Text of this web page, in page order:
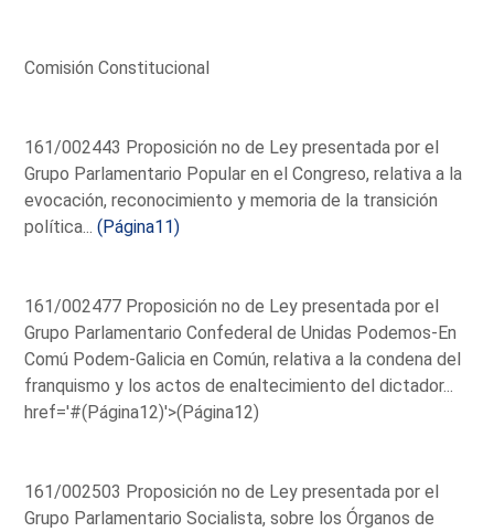
Comisión Constitucional
161/002443 Proposición no de Ley presentada por el
Grupo Parlamentario Popular en el Congreso, relativa a la
evocación, reconocimiento y memoria de la transición
política...(Página11)
161/002477 Proposición no de Ley presentada por el
Grupo Parlamentario Confederal de Unidas Podemos-En
Comú Podem-Galicia en Común, relativa a la condena del
franquismo y los actos de enaltecimiento del dictador...
href='#(Página12)'>(Página12)
161/002503 Proposición no de Ley presentada por el
Grupo Parlamentario Socialista, sobre los Órganos de